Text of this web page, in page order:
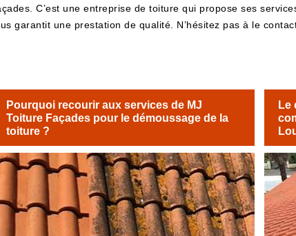
C’est une entreprise de toiture qui propose ses
garantit une prestation de qualité. N’hésitez pas à le
Pourquoi recourir aux services de MJ
Toiture Façades pour le démoussage de la
toiture ?
Le